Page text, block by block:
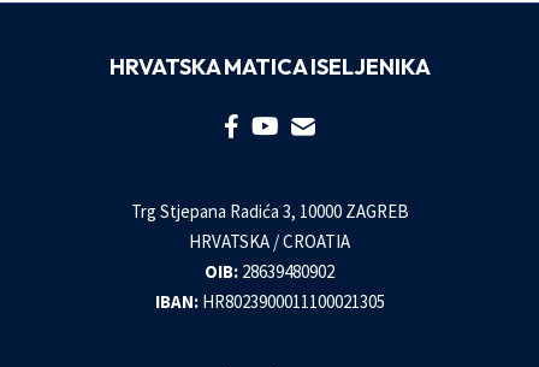
HRVATSKA MATICA ISELJENIKA
Trg Stjepana Radića 3, 10000 ZAGREB
HRVATSKA / CROATIA
OIB: 28639480902
IBAN: HR8023900011100021305